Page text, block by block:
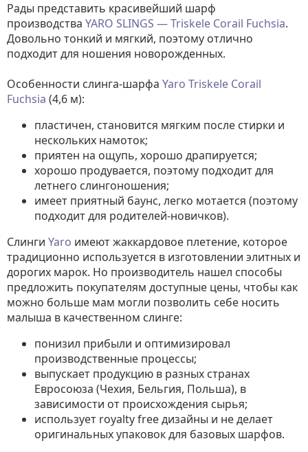
Рады представить красивейший шарф
производства YARO SLINGS — Triskele Corail Fuchsia.
Довольно тонкий и мягкий, поэтому отлично
подходит для ношения новорожденных.
Особенности слинга-шарфа Yaro Triskele Corail
Fuchsia (4,6 м):
пластичен, становится мягким после стирки и
нескольких намоток;
приятен на ощупь, хорошо драпируется;
хорошо продувается, поэтому подходит для
летнего слингоношения;
имеет приятный баунс, легко мотается (поэтому
подходит для родителей-новичков).
Слинги Yaro имеют жаккардовое плетение, которое
традиционно используется в изготовлении элитных и
дорогих марок. Но производитель нашел способы
предложить покупателям доступные цены, чтобы как
можно больше мам могли позволить себе носить
малыша в качественном слинге:
понизил прибыли и оптимизировал
производственные процессы;
выпускает продукцию в разных странах
Евросоюза (Чехия, Бельгия, Польша), в
зависимости от происхождения сырья;
использует royalty free дизайны и не делает
оригинальных упаковок для базовых шарфов.